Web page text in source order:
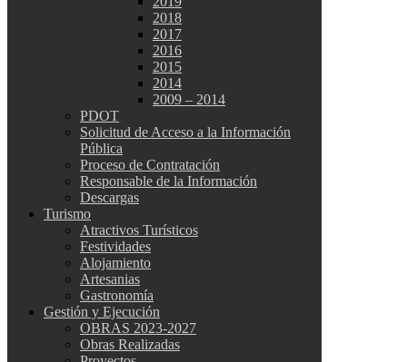
2018
2017
2016
2015
2014
2009 – 2014
PDOT
Solicitud de Acceso a la Información
Pública
Proceso de Contratación
Responsable de la Información
Descargas
Turismo
Atractivos Turísticos
Festividades
Alojamiento
Artesanias
Gastronomía
Gestión y Ejecución
OBRAS 2023-2027
Obras Realizadas